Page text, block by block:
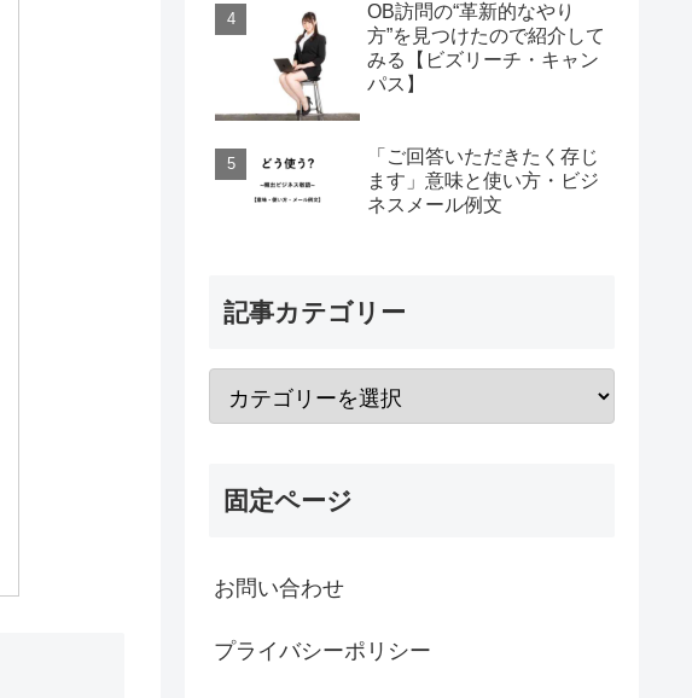
OB訪問の“革新的なやり
方”を見つけたので紹介して
みる【ビズリーチ・キャン
パス】
「ご回答いただきたく存じ
ます」意味と使い方・ビジ
ネスメール例文
記事カテゴリー
固定ページ
お問い合わせ
プライバシーポリシー